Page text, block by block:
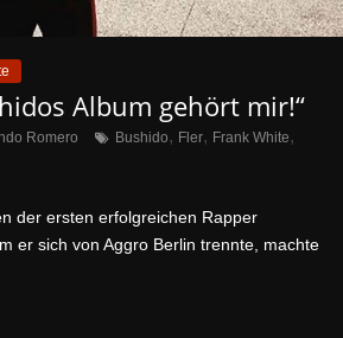
Album gehört mir!“
Romero Bushido, Fler, Frank White,
der ersten erfolgreichen Rapper
er sich von Aggro Berlin trennte, machte